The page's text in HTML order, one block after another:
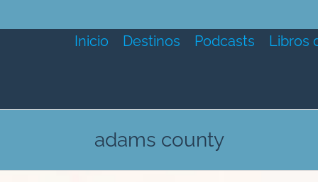
Inicio Destinos Podcasts Libros
adams county